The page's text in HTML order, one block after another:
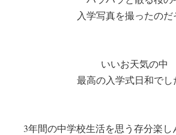
入学写真を撮ったのだ
いいお天気の中
最高の入学式日和でし
3年間の中学校生活を思う存分楽